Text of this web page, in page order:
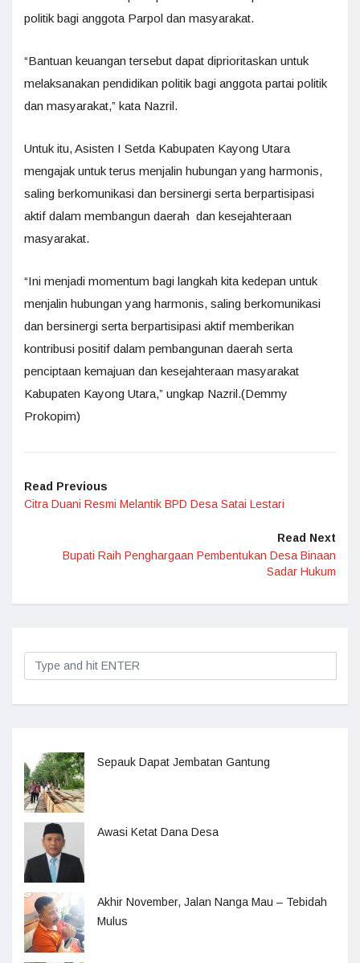
politik bagi anggota Parpol dan masyarakat.
“Bantuan keuangan tersebut dapat diprioritaskan untuk
melaksanakan pendidikan politik bagi anggota partai politik
dan masyarakat,” kata Nazril.
Untuk itu, Asisten I Setda Kabupaten Kayong Utara
mengajak untuk terus menjalin hubungan yang harmonis,
saling berkomunikasi dan bersinergi serta berpartisipasi
aktif dalam membangun daerah dan kesejahteraan
masyarakat.
“Ini menjadi momentum bagi langkah kita kedepan untuk
menjalin hubungan yang harmonis, saling berkomunikasi
dan bersinergi serta berpartisipasi aktif memberikan
kontribusi positif dalam pembangunan daerah serta
penciptaan kemajuan dan kesejahteraan masyarakat
Kabupaten Kayong Utara,” ungkap Nazril.(Demmy
Prokopim)
Read Previous
Citra Duani Resmi Melantik BPD Desa Satai Lestari
Read Next
Bupati Raih Penghargaan Pembentukan Desa Binaan
Sadar Hukum
Sepauk Dapat Jembatan Gantung
Awasi Ketat Dana Desa
Akhir November, Jalan Nanga Mau – Tebidah
Mulus